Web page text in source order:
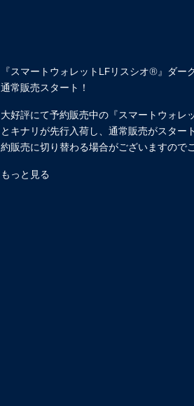
『スマートウォレットLFリスシオ®︎』ダー
通常販売スタート！
大好評にて予約販売中の『スマートウォ
とキナリが先行入荷し、通常販売がスター
約販売に切り替わる場合がございますので
もっと見る